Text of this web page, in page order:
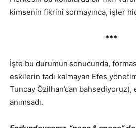
kimsenin fikrini sormayınca, işler
***
İşte bu durumun sonucunda,
eskilerin tadı kalmayan Efes
Tuncay Özilhan’dan
anımsadı.